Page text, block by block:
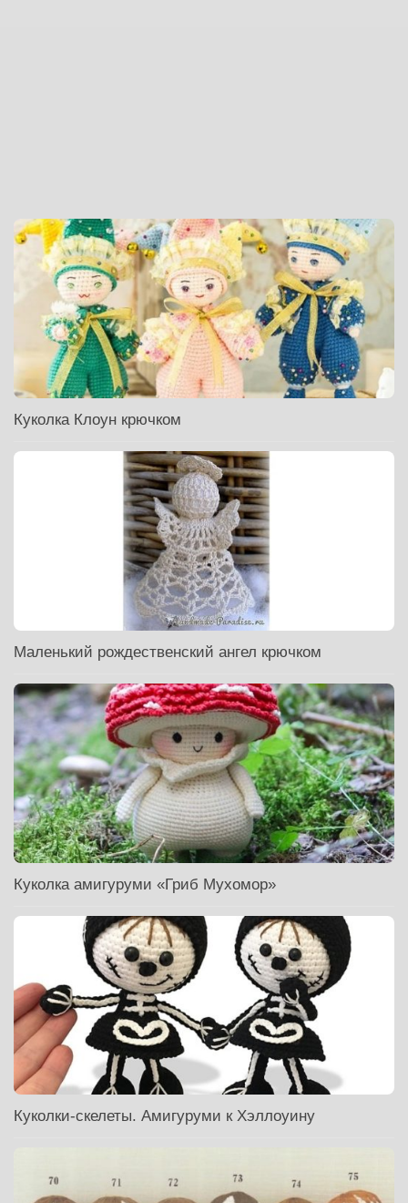
Куколка Клоун крючком
Маленький рождественский ангел крючком
Куколка амигуруми «Гриб Мухомор»
Куколки-скелеты. Амигуруми к Хэллоуину